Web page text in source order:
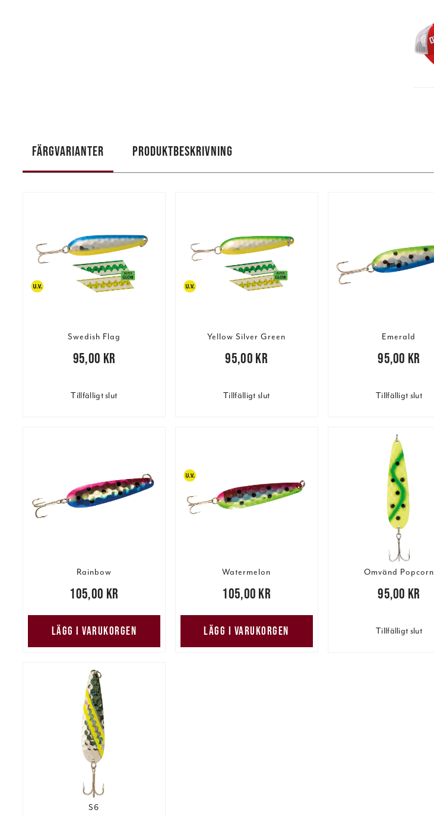
FÄRGVARIANTER PRODUKTBESKRIVNING
Swedish Flag
95,00 kr
95,00 kr
Tillfälligt slut
Yellow Silver Green
95,00 kr
95,00 kr
Tillfälligt slut
Emerald
95,00 kr
95,00 kr
Tillfälligt slut
Rainbow
105,00 kr
105,00 kr
LÄGG I VARUKORGEN
Watermelon
105,00 kr
105,00 kr
LÄGG I VARUKORGEN
Omvänd Popcorn
95,00 kr
95,00 kr
Tillfälligt slut
S6